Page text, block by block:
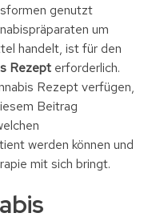
genutzt
um
handelt, ist für den
Rezept erforderlich.
Rezept verfügen,
Beitrag
werden können und
mit sich bringt.